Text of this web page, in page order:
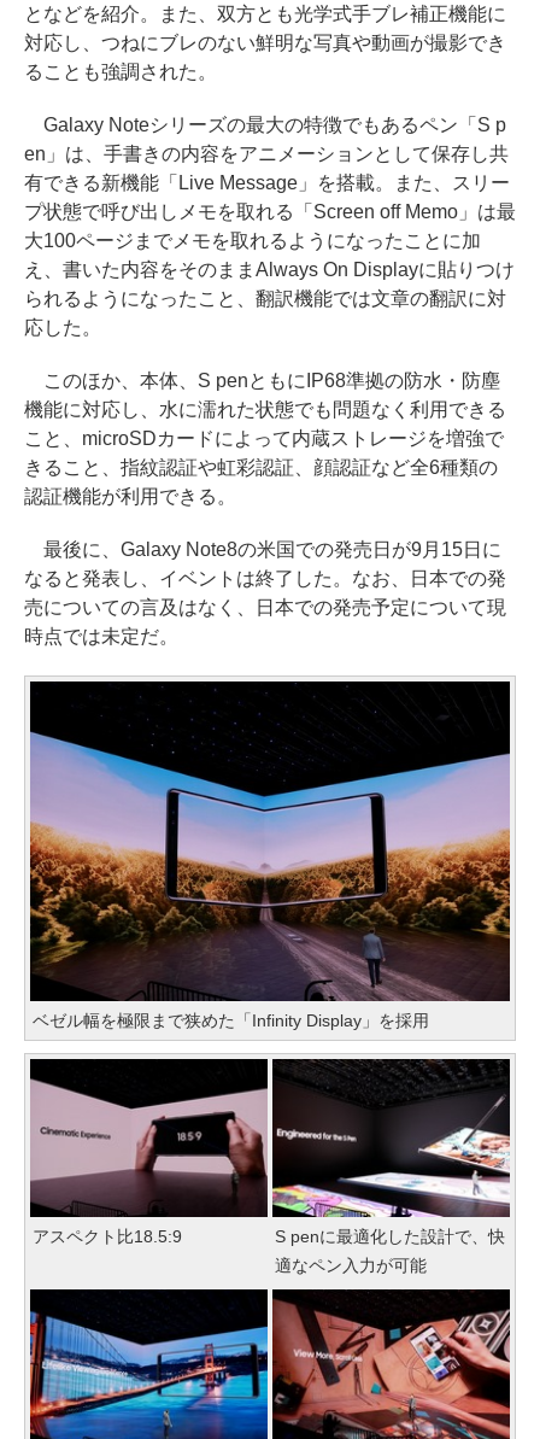
となどを紹介。また、双方とも光学式手ブレ補正機能に
対応し、つねにブレのない鮮明な写真や動画が撮影でき
ることも強調された。
Galaxy Noteシリーズの最大の特徴でもあるペン「S p
en」は、手書きの内容をアニメーションとして保存し共
有できる新機能「Live Message」を搭載。また、スリー
プ状態で呼び出しメモを取れる「Screen off Memo」は最
大100ページまでメモを取れるようになったことに加
え、書いた内容をそのままAlways On Displayに貼りつけ
られるようになったこと、翻訳機能では文章の翻訳に対
応した。
このほか、本体、S penともにIP68準拠の防水・防塵
機能に対応し、水に濡れた状態でも問題なく利用できる
こと、microSDカードによって内蔵ストレージを増強で
きること、指紋認証や虹彩認証、顔認証など全6種類の
認証機能が利用できる。
最後に、Galaxy Note8の米国での発売日が9月15日に
なると発表し、イベントは終了した。なお、日本での発
売についての言及はなく、日本での発売予定について現
時点では未定だ。
ベゼル幅を極限まで狭めた「Infinity Display」を採用
アスペクト比18.5:9
S penに最適化した設計で、快
適なペン入力が可能